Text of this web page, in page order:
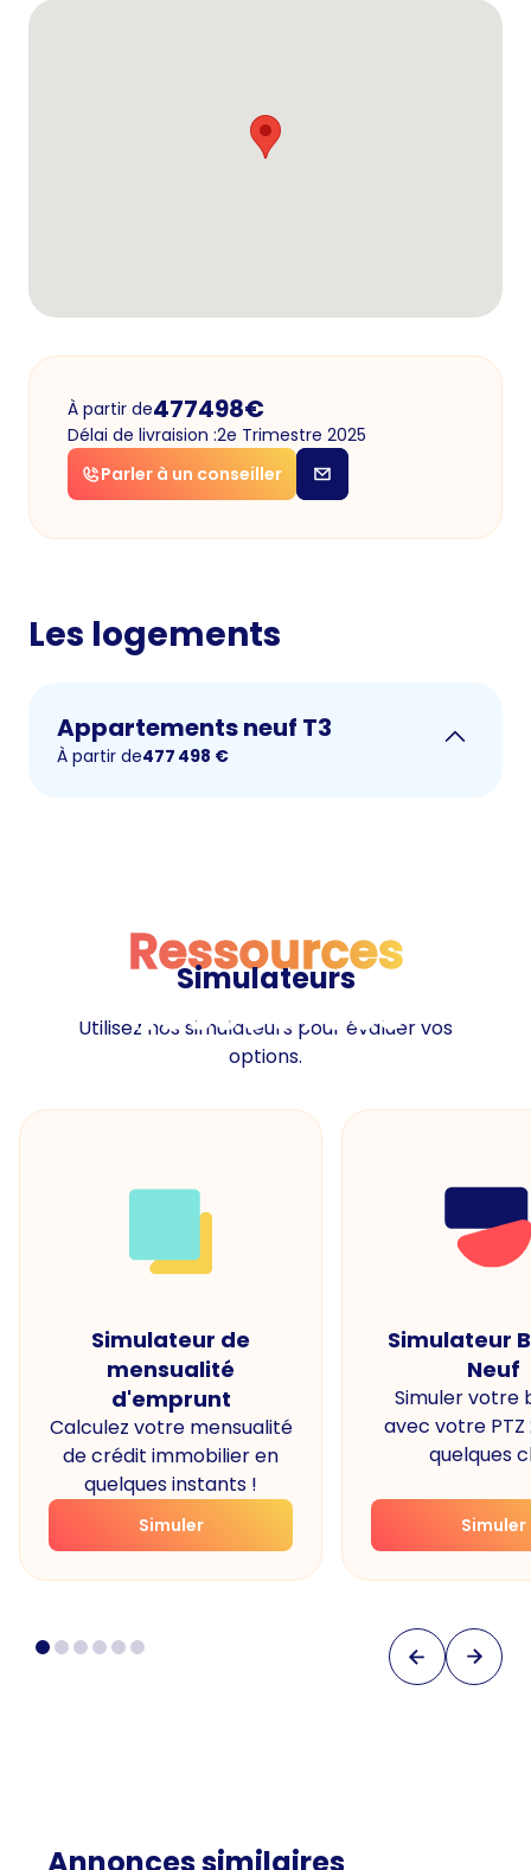
À partir de477498€
Délai de livraision :2e Trimestre 2025
Parler à un conseiller
Les logements
Appartements neuf T3
À partir de477 498 €
Ressources
Ressources
Simulateurs
Utilisez nos simulateurs pour évaluer vos
options.
Simulateur de
mensualité
d'emprunt
Calculez votre mensualité
de crédit immobilier en
quelques instants !
Simuler
Simulateur
Neuf
Simuler votre
avec votre PTZ
quelques
Simuler
Annonces similaires